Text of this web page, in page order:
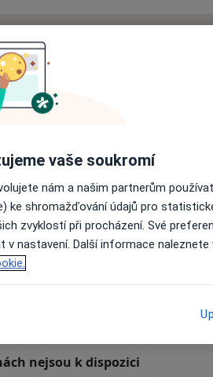
Karviná, sekundární lékař
lékař
nestátní zdravotnické zařízení
Olomouc
nejsou k dispozici
vaše soukromí
nám a našim partnerům
ke shromažďování údajů pro
zvyklostí při procházení. Své
v nastavení. Další informace naleznete